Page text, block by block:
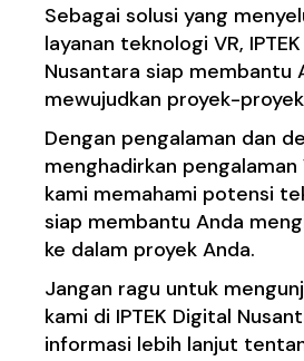
Sebagai solusi yang
layanan teknologi VR,
Nusantara siap membantu
mewujudkan proyek-
Dengan pengalaman dan
menghadirkan pengalaman
kami memahami potensi
siap membantu Anda
ke dalam proyek Anda.
Jangan ragu untuk
kami di IPTEK Digital
informasi lebih lanjut